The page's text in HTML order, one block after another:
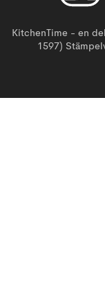
KitchenTime - en
1597)